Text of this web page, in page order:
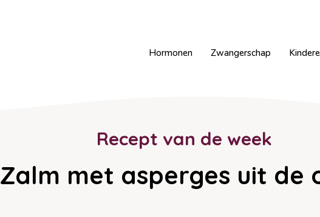
Hormonen Zwangerschap
Recept van de week
Zalm met asperges uit de